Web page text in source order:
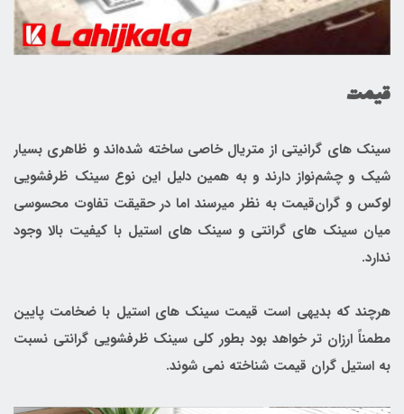
قیمت
سینک های گرانیتی‌ از متریال خاصی ساخته شده‌اند و ظاهری بسیار
شیک و چشم‌نواز دارند و به همین دلیل این نوع سینک ظرفشویی
لوکس و گران‌قیمت به نظر میرسند اما در حقیقت تفاوت محسوسی
میان سینک های گرانتی و سینک های استیل با کیفیت بالا وجود
ندارد.
هرچند که بدیهی است قیمت سینک های استیل با ضخامت پایین
مطمناً ارزان تر خواهد بود بطور کلی سینک ظرفشویی گرانتی نسبت
به استیل گران قیمت شناخته نمی شوند.